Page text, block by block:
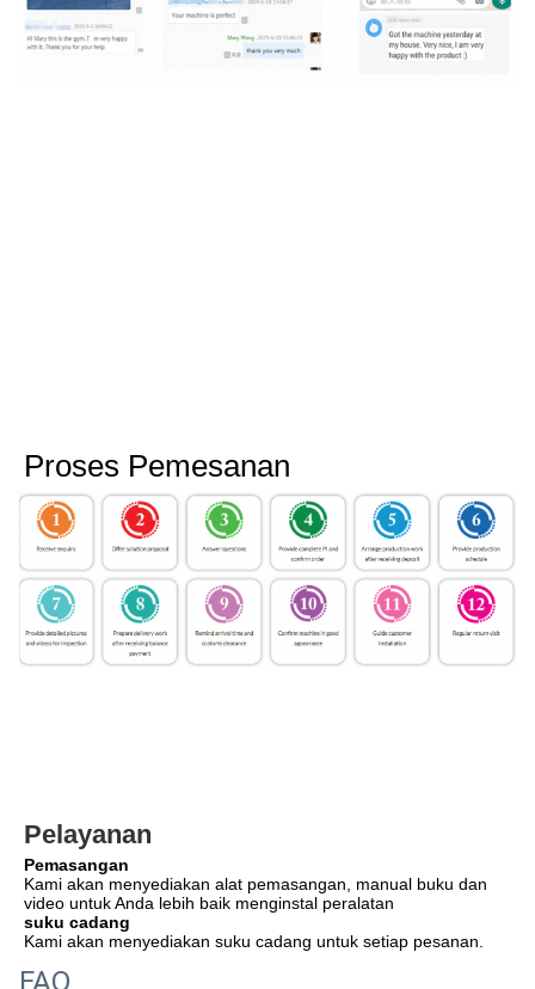
Proses Pemesanan
Pelayanan
Pemasangan
Kami akan menyediakan alat pemasangan, manual buku dan
video untuk Anda lebih baik menginstal peralatan
suku cadang
Kami akan menyediakan suku cadang untuk setiap pesanan.
FAQ